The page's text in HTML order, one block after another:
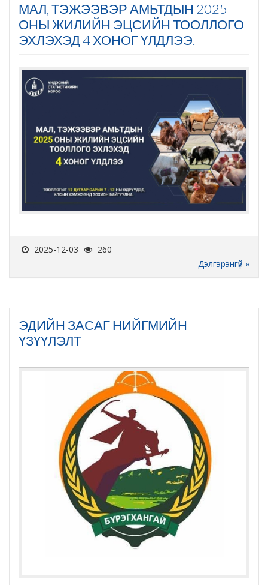
МАЛ, ТЭЖЭЭВЭР АМЬТДЫН 2025
ОНЫ ЖИЛИЙН ЭЦСИЙН ТООЛЛОГО
ЭХЛЭХЭД 4 ХОНОГ ҮЛДЛЭЭ.
2025-12-03
260
Дэлгэрэнгүй »
ЭДИЙН ЗАСАГ НИЙГМИЙН
ҮЗҮҮЛЭЛТ